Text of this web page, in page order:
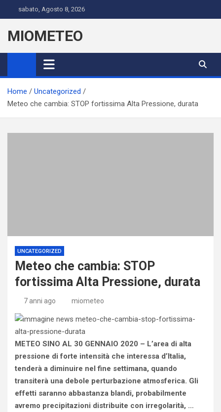
to
content
sabato, Agosto 8, 2026
MIOMETEO
Home
Uncategorized
Meteo che cambia: STOP fortissima Alta Pressione, durata
UNCATEGORIZED
Meteo che cambia: STOP
fortissima Alta Pressione, durata
7 anni ago miometeo
METEO SINO AL 30 GENNAIO 2020 – L’area di alta
pressione di forte intensità che interessa d’Italia,
tenderà a diminuire nel fine settimana, quando
transiterà una debole perturbazione atmosferica. Gli
effetti saranno abbastanza blandi, probabilmente
avremo precipitazioni distribuite con irregolarità, …